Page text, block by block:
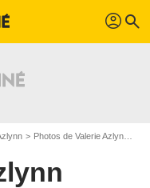
profil search
Photos de Valerie Azlynn